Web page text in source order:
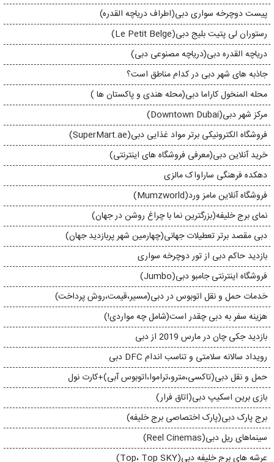
پیست دوچرخه سواری دبی(اطراف دریاچه القدره)
رستوران لی پتیت بلیج دبی(Le Petit Belge)
دریاچه القدره دبی(دریاچه مصنوعی دبی)
جاذبه های شهر دبی در کدام مناطق است؟
محله المنخول کاراما دبی(محله هندی و پاکستان ها )
مرکز شهر دبی(Downtown Dubai)
فروشگاه الکترونیکی برتر مواد غذایی دبی(SuperMart.ae)
خرید آنلاین دبی(معرفی فروشگاه های اینترنتی)
دهکده فرهنگی ساراواک مالزی
فروشگاه آنلاین مامز ورد(Mumzworld)
نمای برج خلیفه(بزرگترین نما با چراغ روشن در جهان)
دبی مقصد برتر تعطیلات جهانی(چهارمین شهر پربازدید جهان)
بازدید حاکم دبی از تور دوچرخه سواری
فروشگاه اینترنتی جامبو دبی(Jumbo)
خدمات حمل و نقل اتوبوس در دبی(مسیر،قیمت،روش پرداخت)
هزینه سفر به دبی چقدر است(شامل چه مواردی!)
بازدید جکی چان در مارس 2019 از دبی
رویداد سالانه سلامتی و تناسب اندام DFC دبی
حمل و نقل دبی(تاکسی،مترو،تراموا،اتوبوس آبی)+کارت نول
بازی برین اسکیپ دبی(اتاق فرار)
برج پارک دبی(پارک اختصاصی برج خلیفه)
سینماهای ریل دبی(Reel Cinemas)
عرشه های برج خلیفه دبی(Top، Top SKY)